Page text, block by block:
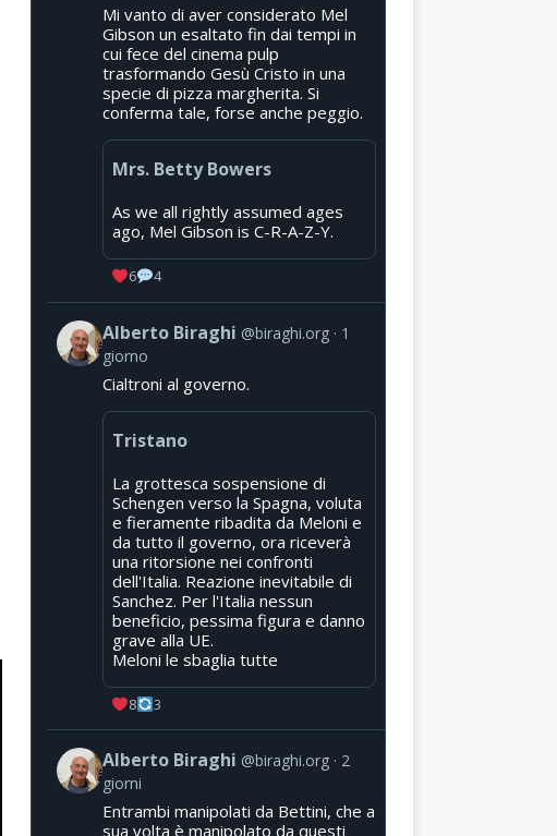
Mi vanto di aver considerato Mel
Gibson un esaltato fin dai tempi in
cui fece del cinema pulp
trasformando Gesù Cristo in una
specie di pizza margherita. Si
conferma tale, forse anche peggio.
Mrs. Betty Bowers
As we all rightly assumed ages
ago, Mel Gibson is C-R-A-Z-Y.
6 4
Alberto Biraghi @biraghi.org
1
giorno
Cialtroni al governo.
Tristano
La grottesca sospensione di
Schengen verso la Spagna, voluta
e fieramente ribadita da Meloni e
da tutto il governo, ora riceverà
una ritorsione nei confronti
dell'Italia. Reazione inevitabile di
Sanchez. Per l'Italia nessun
beneficio, pessima figura e danno
grave alla UE.
Meloni le sbaglia tutte
8 3
Alberto Biraghi @biraghi.org
2
giorni
Entrambi manipolati da Bettini, che a
sua volta è manipolato da questi